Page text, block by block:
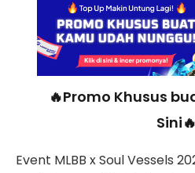
🔥Promo Khusus
Sini🔥
Event MLBB x Soul Vessels